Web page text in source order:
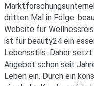
dritten Mal in Folge:
Website für
ist für beauty24 ein
Lebensstils. Daher
Angebot schon seit
Leben ein. Durch ein